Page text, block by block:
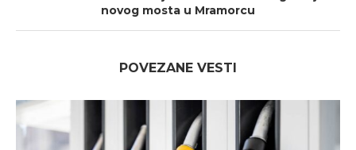
novog mosta u Mramorcu
POVEZANE VESTI